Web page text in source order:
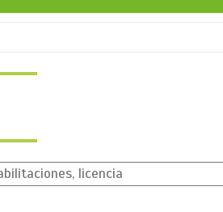
BÚSQUEDA